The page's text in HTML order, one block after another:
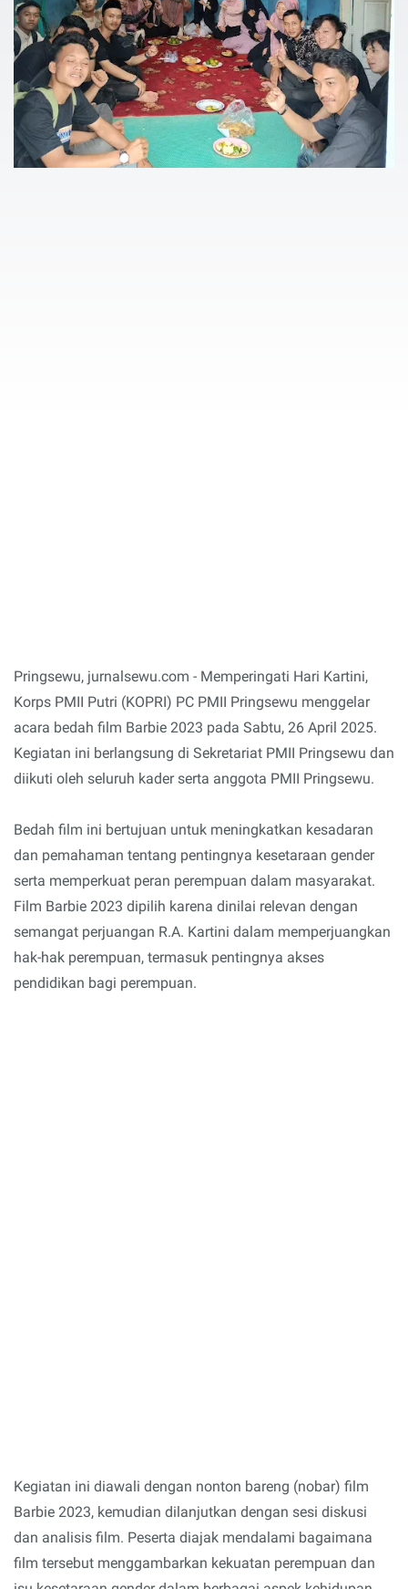
Pringsewu, jurnalsewu.com - Memperingati Hari Kartini,
Korps PMII Putri (KOPRI) PC PMII Pringsewu menggelar
acara bedah film Barbie 2023 pada Sabtu, 26 April 2025.
Kegiatan ini berlangsung di Sekretariat PMII Pringsewu dan
diikuti oleh seluruh kader serta anggota PMII Pringsewu.
Bedah film ini bertujuan untuk meningkatkan kesadaran
dan pemahaman tentang pentingnya kesetaraan gender
serta memperkuat peran perempuan dalam masyarakat.
Film Barbie 2023 dipilih karena dinilai relevan dengan
semangat perjuangan R.A. Kartini dalam memperjuangkan
hak-hak perempuan, termasuk pentingnya akses
pendidikan bagi perempuan.
Kegiatan ini diawali dengan nonton bareng (nobar) film
Barbie 2023, kemudian dilanjutkan dengan sesi diskusi
dan analisis film. Peserta diajak mendalami bagaimana
film tersebut menggambarkan kekuatan perempuan dan